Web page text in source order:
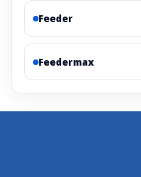
Feeder
Feedermax